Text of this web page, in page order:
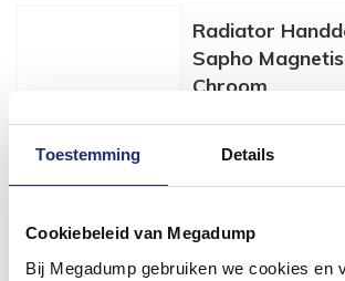
Toestemming Details
Cookiebeleid van Megadump
Bij Megadump gebruiken we cookies en
Radiator
Sapho
Chroom
Magnetisch 4 x 2 cm
beste prijs ☆ Kwaliteit
9,00